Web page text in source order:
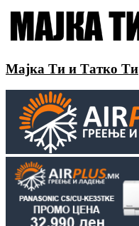
Мајка Ти и Татко Ти